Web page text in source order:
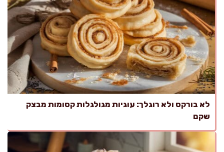
לא בורקס ולא רוגלך: עוגיות מגולגלות קסומות מבצק
שקם